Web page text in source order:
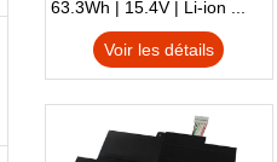
Series
63.3Wh | 15.4V | Li-ion ...
Voir les détails